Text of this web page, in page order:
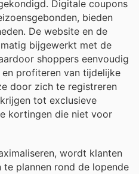
Digitale coupons
bieden
De website en de
bijgewerkt met de
shoppers eenvoudig
profiteren van tijdelijke
door zich te registreren
tot exclusieve
kortingen die niet voor
wordt klanten
te plannen rond de lopende